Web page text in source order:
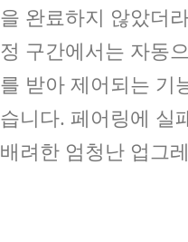
을 완료하지 않았더
정 구간에서는 자동
를 받아 제어되는 기
습니다. 페어링에 실
배려한 엄청난 업그